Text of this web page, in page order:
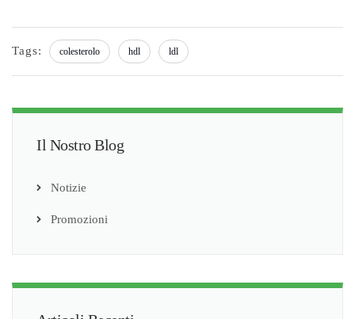
Tags: colesterolo hdl ldl
Il Nostro Blog
Notizie
Promozioni